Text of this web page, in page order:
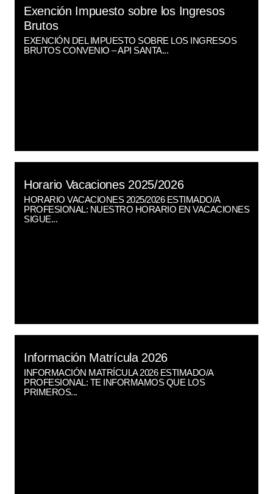
Exención Impuesto sobre los Ingresos
Brutos
EXENCIÓN DEL IMPUESTO SOBRE LOS INGRESOS
BRUTOS CONVENIO – API SANTA...
Horario Vacaciones 2025/2026
HORARIO VACACIONES 2025/2026 ESTIMADO/A
PROFESIONAL: NUESTRO HORARIO EN VACACIONES
SIGUE...
Información Matrícula 2026
INFORMACIÓN MATRÍCULA 2026 ESTIMADO/A
PROFESIONAL: TE INFORMAMOS QUE LOS
PRIMEROS...